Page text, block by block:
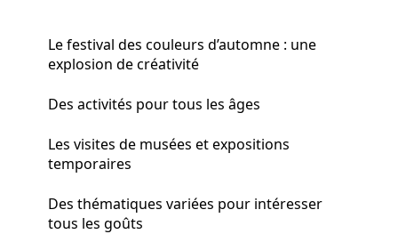
Le festival des couleurs d’automne : une
explosion de créativité
Des activités pour tous les âges
Les visites de musées et expositions
temporaires
Des thématiques variées pour intéresser
tous les goûts